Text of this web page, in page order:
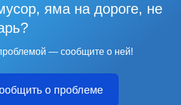
яма на дороге, не
— сообщите о ней!
о проблеме